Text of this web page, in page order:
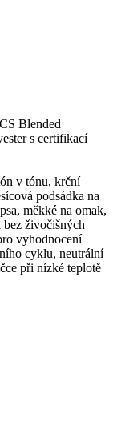
Blended
s certifikací
v tónu, krční
podsádka na
měkké na omak,
bez živočišných
vyhodnocení
cyklu, neutrální
při nízké teplotě